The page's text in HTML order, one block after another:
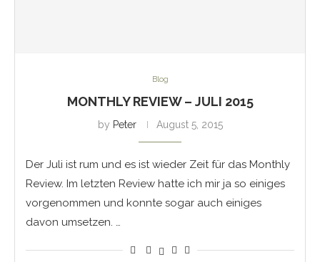
Blog
MONTHLY REVIEW – JULI 2015
by Peter August 5, 2015
Der Juli ist rum und es ist wieder Zeit für das Monthly
Review. Im letzten Review hatte ich mir ja so einiges
vorgenommen und konnte sogar auch einiges
davon umsetzen. …